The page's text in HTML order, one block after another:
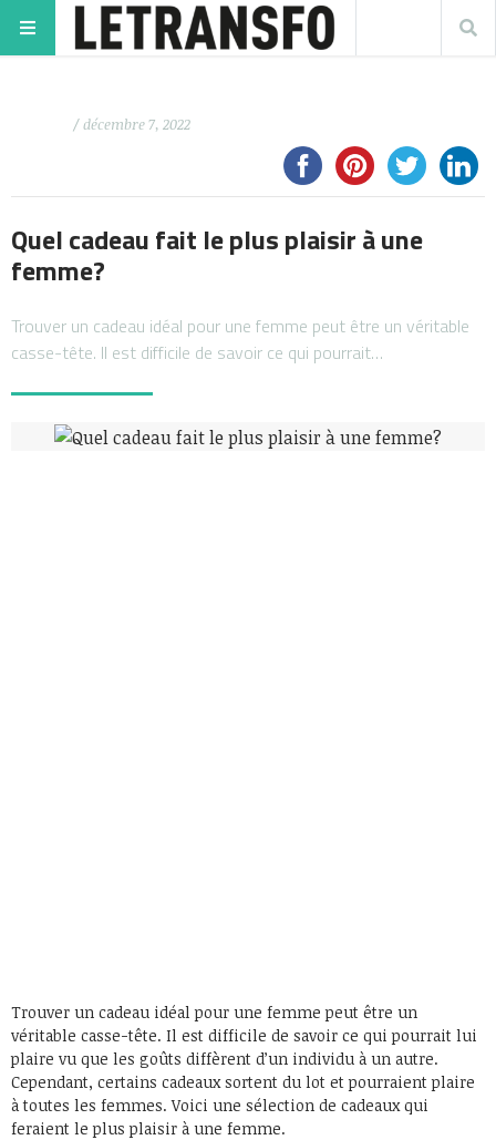
/ décembre 7, 2022
Quel cadeau fait le plus plaisir à une
femme?
Trouver un cadeau idéal pour une femme peut être un véritable
casse-tête. Il est difficile de savoir ce qui pourrait…
Trouver un cadeau idéal pour une femme peut être un
véritable casse-tête. Il est difficile de savoir ce qui pourrait lui
plaire vu que les goûts diffèrent d’un individu à un autre.
Cependant, certains cadeaux sortent du lot et pourraient plaire
à toutes les femmes. Voici une sélection de cadeaux qui
feraient le plus plaisir à une femme.